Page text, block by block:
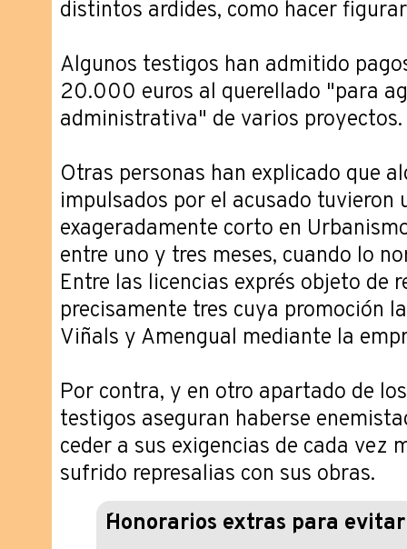
distintos ardides, como hacer
Algunos testigos han admitido
20.000 euros al querellado "para
administrativa" de varios proyectos.
Otras personas han explicado que
impulsados por el acusado tuvieron
exageradamente corto en
entre uno y tres meses, cuando lo
Entre las licencias exprés objeto de
precisamente tres cuya promoción
Viñals y Amengual mediante la
Por contra, y en otro apartado de
testigos aseguran haberse
ceder a sus exigencias de cada vez
sufrido represalias con sus obras.
´Honorarios extras para evitar